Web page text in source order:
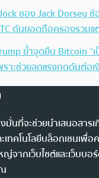
ของ Jack Dorsey
ดันยอดถือครองรวมแ
ย้ำจุดยืน Bitcoin “
ราะช่วยลดแรงกดดันต่อ
มั่นที่จะช่วยนำเสนอสาร
ทคโนโลยีบล็อกเชนเพื่อ
จากเว็บไซต์และเว็บบอ